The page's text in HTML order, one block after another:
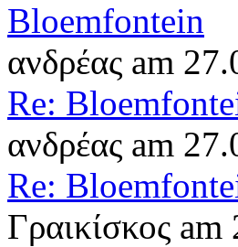
Bloemfontein
ανδρέας am
Re:
ανδρέας am
Re:
Γραικίσκος